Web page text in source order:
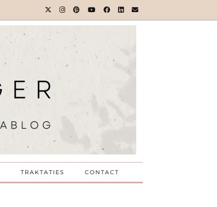
TRAKTATIES CONTACT